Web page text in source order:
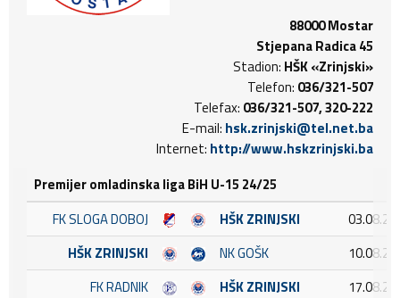
88000 Mostar
Stjepana Radica 45
Stadion: HŠK «Zrinjski»
Telefon: 036/321-507
Telefax: 036/321-507, 320-222
E-mail: hsk.zrinjski@tel.net.ba
Internet: http://www.hskzrinjski.ba
Premijer omladinska liga BiH U-15 24/25
FK SLOGA DOBOJ
HŠK ZRINJSKI
HŠK ZRINJSKI
NK GOŠK
FK RADNIK
HŠK ZRINJSKI